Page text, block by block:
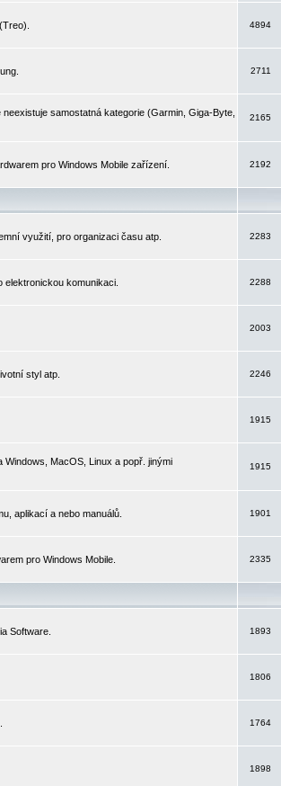
4894
2711
samostatná kategorie (Garmin, Giga-Byte,
2165
pro Windows Mobile zařízení.
2192
využití, pro organizaci času atp.
2283
komunikaci.
2288
2003
styl atp.
2246
1915
MacOS, Linux a popř. jinými
1915
aplikací a nebo manuálů.
1901
pro Windows Mobile.
2335
Software.
1893
1806
1764
1898